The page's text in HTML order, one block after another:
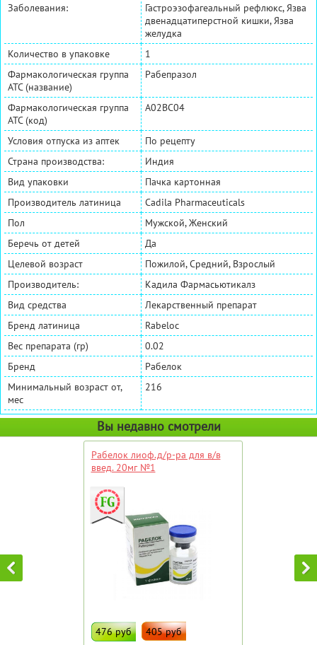
Заболевания:
Гастроэзофагеальный рефлюкс, Язва
двенадцатиперстной кишки, Язва
желудка
Количество в упаковке
1
Фармакологическая группа
АТС (название)
Рабепразол
Фармакологическая группа
АТС (код)
A02BC04
Условия отпуска из аптек
По рецепту
Страна производства:
Индия
Вид упаковки
Пачка картонная
Производитель латиница
Cadila Pharmaceuticals
Пол
Мужской, Женский
Беречь от детей
Да
Целевой возраст
Пожилой, Средний, Взрослый
Производитель:
Кадила Фармасьютикалз
Вид средства
Лекарственный препарат
Бренд латиница
Rabeloc
Вес препарата (гр)
0.02
Бренд
Рабелок
Минимальный возраст от,
мес
216
Вы недавно смотрели
Рабелок лиоф.д/р-ра для в/в
введ. 20мг №1
476 руб 405 руб